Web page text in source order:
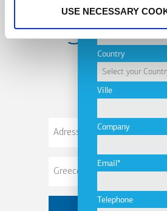
USE NECESSARY
Country
Ville
Company
Email
Telephone
Adresse